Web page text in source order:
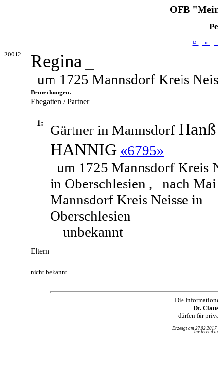
OFB
¤ «
20012 Regina
um 1725 Mannsdorf Kreis
Bemerkungen:
Ehegatten / Partner
1: Gärtner in Mannsdorf Hanß
HANNIG «6795»
um 1725 Mannsdorf Kreis
in Oberschlesien ,
nach
Mannsdorf Kreis Neisse in
Oberschlesien
unbekannt
Eltern
nicht bekannt
Die
Dr.
dürfen für
Erzeugt am
basierend